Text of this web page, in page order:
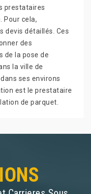
prestataires
Pour cela,
devis détaillés. Ces
des
de la pose de
la ville de
ses environs
est le prestataire
de parquet.